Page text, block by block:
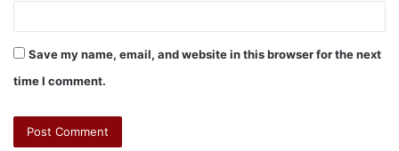
Save my name, email, and website in this browser for the next
time I comment.